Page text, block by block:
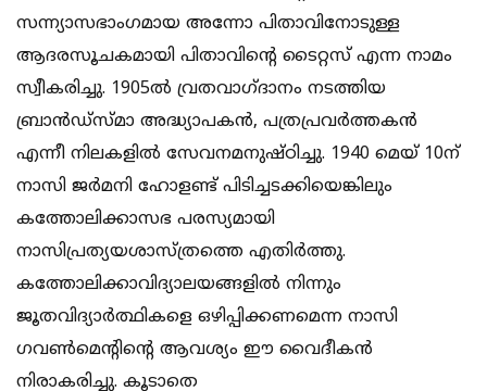
സന്ന്യാസഭാംഗമായ അന്നോ പിതാവിനോടുള്ള
ആദരസൂചകമായി പിതാവിന്റെ ടൈറ്റസ് എന്ന നാമം
സ്വീകരിച്ചു. 1905ല്‍ വ്രതവാഗ്ദാനം നടത്തിയ
ബ്രാന്‍ഡ്‌സ്മാ അദ്ധ്യാപകന്‍, പത്രപ്രവര്‍ത്തകന്‍
എന്നീ നിലകളില്‍ സേവനമനുഷ്ഠിച്ചു. 1940 മെയ് 10ന്
നാസി ജര്‍മനി ഹോളണ്ട് പിടിച്ചടക്കിയെങ്കിലും
കത്തോലിക്കാസഭ പരസ്യമായി
നാസിപ്രത്യയശാസ്ത്രത്തെ എതിര്‍ത്തു.
കത്തോലിക്കാവിദ്യാലയങ്ങളില്‍ നിന്നും
ജൂതവിദ്യാര്‍ത്ഥികളെ ഒഴിപ്പിക്കണമെന്ന നാസി
ഗവണ്‍മെന്റിന്റെ ആവശ്യം ഈ വൈദീകന്‍
നിരാകരിച്ചു. കൂടാതെ